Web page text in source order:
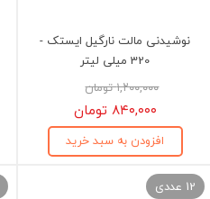
نوشیدنی مالت نارگیل ایستک -
320 میلی لیتر
۱,۲۰۰,۰۰۰ تومان
۸۴۰,۰۰۰ تومان
افزودن به سبد خرید
12 عددی